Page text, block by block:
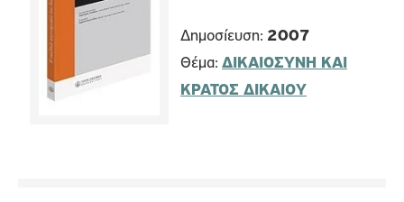
Δημοσίευση: 2007
Θέμα: ΔΙΚΑΙΟΣΥΝΗ ΚΑΙ
ΚΡΑΤΟΣ ΔΙΚΑΙΟΥ